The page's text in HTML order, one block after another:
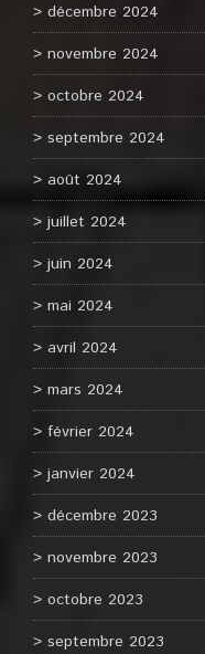
décembre 2024
novembre 2024
octobre 2024
septembre 2024
août 2024
juillet 2024
juin 2024
mai 2024
avril 2024
mars 2024
février 2024
janvier 2024
décembre 2023
novembre 2023
octobre 2023
septembre 2023